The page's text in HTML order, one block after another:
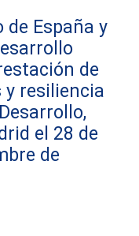
de España y
de
resiliencia
el 28 de
de